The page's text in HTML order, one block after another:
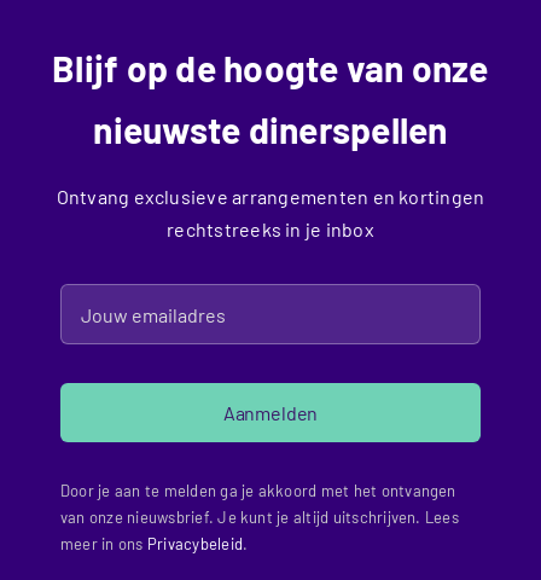
Blijf op de hoogte van onze
nieuwste dinerspellen
Ontvang exclusieve arrangementen en kortingen
rechtstreeks in je inbox
Aanmelden
Door je aan te melden ga je akkoord met het ontvangen
van onze nieuwsbrief. Je kunt je altijd uitschrijven. Lees
meer in ons Privacybeleid.